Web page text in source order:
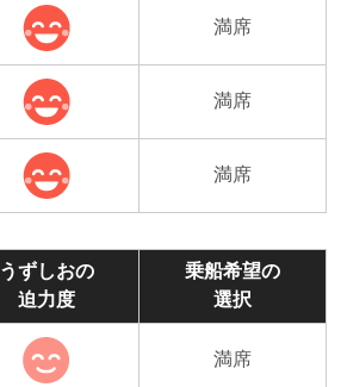
満席
満席
満席
うずしおの
迫力度
乗船希望の
選択
満席